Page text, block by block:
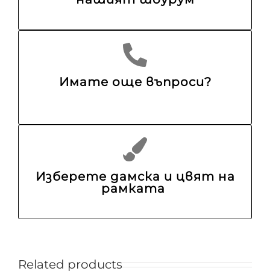
Имате още въпроси?
Изберете дамска и цвят на
рамката
Related products